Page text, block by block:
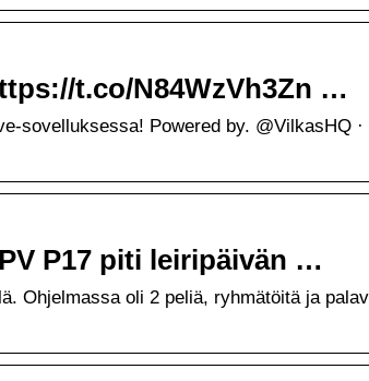
t.co/N84WzVh3Zn …
sovelluksessa! Powered by. @VilkasHQ ·
P17 piti leiripäivän …
Ohjelmassa oli 2 peliä, ryhmätöitä ja